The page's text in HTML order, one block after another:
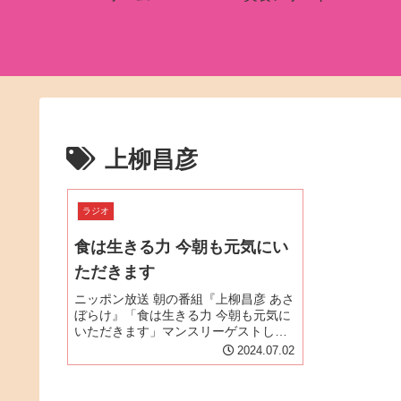
上柳昌彦
ラジオ
食は生きる力 今朝も元気にい
ただきます
ニッポン放送 朝の番組『上柳昌彦 あさ
ぼらけ』「食は生きる力 今朝も元気に
いただきます」マンスリーゲストし
て、2024年7月の月曜・金曜（15日を
除く）に上柳昌彦アナウンサーと『読
2024.07.02